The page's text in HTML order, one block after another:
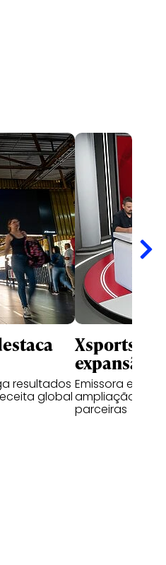
resultados
global
Xsports
expansão
Emissora
ampliação do
parceiras